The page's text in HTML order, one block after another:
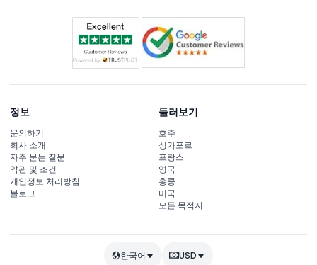
정보
문의하기
회사 소개
자주 묻는 질문
약관 및 조건
개인정보 처리방침
블로그
둘러보기
호주
싱가포르
프랑스
영국
홍콩
미국
모든 목적지
한국어 USD